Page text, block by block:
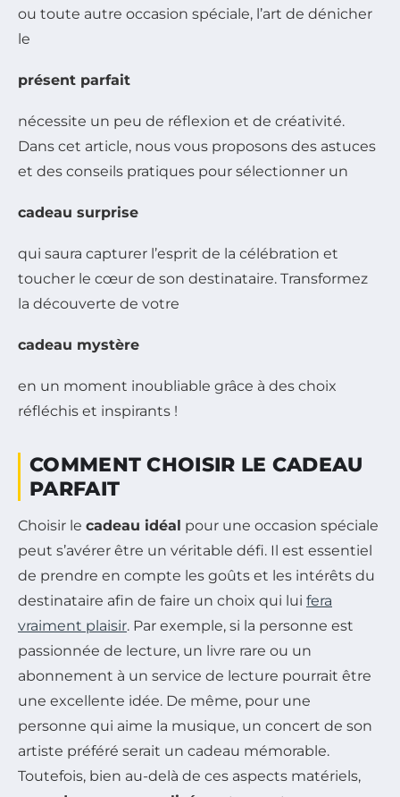
ou toute autre occasion spéciale, l’art de dénicher
le
présent parfait
nécessite un peu de réflexion et de créativité.
Dans cet article, nous vous proposons des astuces
et des conseils pratiques pour sélectionner un
cadeau surprise
qui saura capturer l’esprit de la célébration et
toucher le cœur de son destinataire. Transformez
la découverte de votre
cadeau mystère
en un moment inoubliable grâce à des choix
réfléchis et inspirants !
COMMENT CHOISIR LE CADEAU
PARFAIT
Choisir le cadeau idéal pour une occasion spéciale
peut s’avérer être un véritable défi. Il est essentiel
de prendre en compte les goûts et les intérêts du
destinataire afin de faire un choix qui lui fera
vraiment plaisir. Par exemple, si la personne est
passionnée de lecture, un livre rare ou un
abonnement à un service de lecture pourrait être
une excellente idée. De même, pour une
personne qui aime la musique, un concert de son
artiste préféré serait un cadeau mémorable.
Toutefois, bien au-delà de ces aspects matériels,